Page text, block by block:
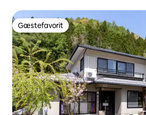
Gæstefavorit
Gæstefavorit